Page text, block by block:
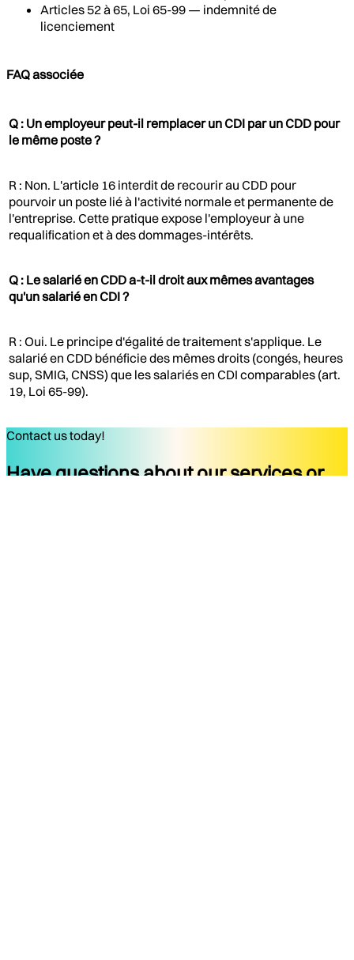
Articles 52 à 65, Loi 65-99 — indemnité de
licenciement
FAQ associée
Q : Un employeur peut-il remplacer un CDI par un CDD pour
le même poste ?
R : Non. L'article 16 interdit de recourir au CDD pour
pourvoir un poste lié à l'activité normale et permanente de
l'entreprise. Cette pratique expose l'employeur à une
requalification et à des dommages-intérêts.
Q : Le salarié en CDD a-t-il droit aux mêmes avantages
qu'un salarié en CDI ?
R : Oui. Le principe d'égalité de traitement s'applique. Le
salarié en CDD bénéficie des mêmes droits (congés, heures
sup, SMIG, CNSS) que les salariés en CDI comparables (art.
19, Loi 65-99).
Contact us today!
Have questions about our services or